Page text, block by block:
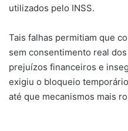
utilizados pelo INSS.
Tais falhas permitiam que
sem consentimento real
prejuízos financeiros e
exigiu o bloqueio
até que mecanismos mais